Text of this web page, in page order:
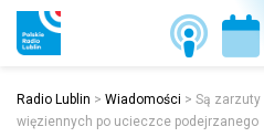
Radio Lublin > Wiadomości > Są
więziennych po ucieczce podejrzanego